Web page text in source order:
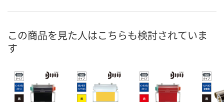
号
お届け日
数量
カゴへ
数量
カゴへ
数量
カ
この商品を見た人はこちらも検討されていま
す